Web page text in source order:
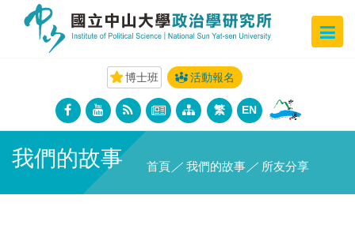
博士班 活動報名
繁 EN
我們的故事 首頁 ／ 我們的故事 ／ 所友分享